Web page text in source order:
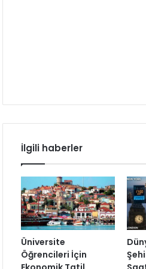
İlgili haberler
Üniversite
Öğrencileri İçin